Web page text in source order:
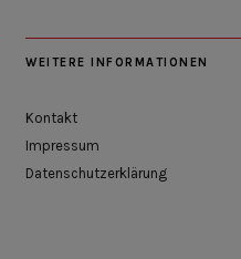
WEITERE INFORMATIONEN
Kontakt
Impressum
Datenschutzerklärung